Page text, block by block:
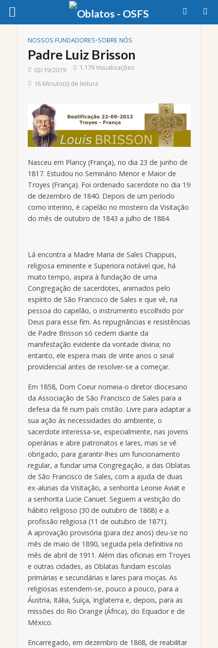
NOSSOS FUNDADORES•SOBRE NÓS
Padre Luiz Brisson
02/19/2019
1.179 Visualizações
16 Minuto(s) de leitura
Nasceu em Plancy (França), no dia 23 de junho de
1817. Estudou no Seminário Menor e Maior de
Troyes (França). Foi ordenado sacerdote no dia 19
de dezembro de 1840. Depois de um período
como interino, é capelão no mosteiro da Visitação
do mês de outubro de 1843 a julho de 1884.
Lá encontra a Madre Maria de Sales Chappuis,
religiosa eminente e Superiora notável que, há
muito tempo, aspira à fundação de uma
Congregação de sacerdotes, animados pelo
espírito de São Francisco de Sales e que vê, na
pessoa do capelão, o instrumento escolhido por
Deus para esse fim. As repugnâncias e resistências
de Padre Brisson só cedem diante da
manifestação evidente da vontade divina; no
entanto, ele espera mais de vinte anos o sinal
providencial antes de resolver-se a começar.
Em 1858, Dom Coeur nomeia-o diretor diocesano
da Associação de São Francisco de Sales para a
defesa da fé num país cristão. Livre para adaptar a
sua ação às necessidades do ambiente, o
sacerdote interessa-se, especialmente, nas jovens
operárias e abre patronatos e lares, mas se vê
obrigado, para garantir-lhes um funcionamento
regular, a fundar uma Congregação, a das Oblatas
de São Francisco de Sales, com a ajuda de duas
ex-alunas da Visitação, a senhorita Leonie Aviat e
a senhorita Lucie Canuet. Seguem a vestição do
hábito religioso (30 de outubro de 1868) e a
profissão religiosa (11 de outubro de 1871).
A aprovação provisória (para dez anos) deu-se no
mês de maio de 1890, seguida pela definitiva no
mês de abril de 1911. Além das oficinas em Troyes
e outras cidades, as Oblatas fundam escolas
primárias e secundárias e lares para moças. As
religiosas estendem-se, pouco a pouco, para a
Áustria, Itália, Suíça, Inglaterra e, depois, para as
missões do Rio Orange (África), do Equador e de
México.
Encarregado, em dezembro de 1868, de reabilitar